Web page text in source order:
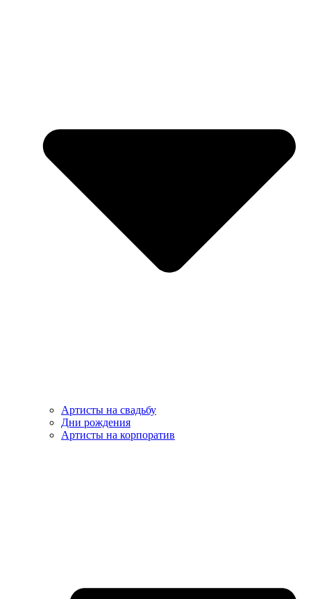
Артисты на свадьбу
Дни рождения
Артисты на корпоратив